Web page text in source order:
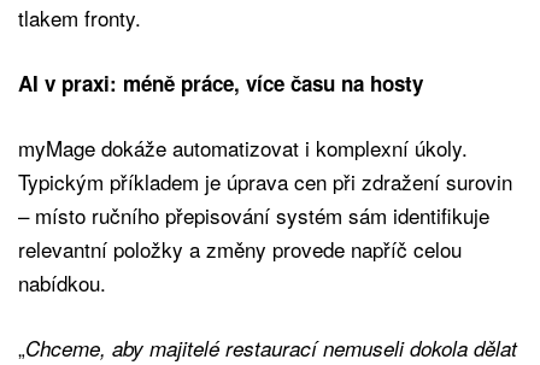
tlakem fronty.
AI v praxi: méně práce, více času na hosty
myMage dokáže automatizovat i komplexní úkoly.
Typickým příkladem je úprava cen při zdražení surovin
– místo ručního přepisování systém sám identifikuje
relevantní položky a změny provede napříč celou
nabídkou.
„Chceme, aby majitelé restaurací nemuseli dokola dělat